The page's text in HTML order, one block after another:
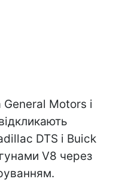
Motors і
DTS і Buick
V8 через